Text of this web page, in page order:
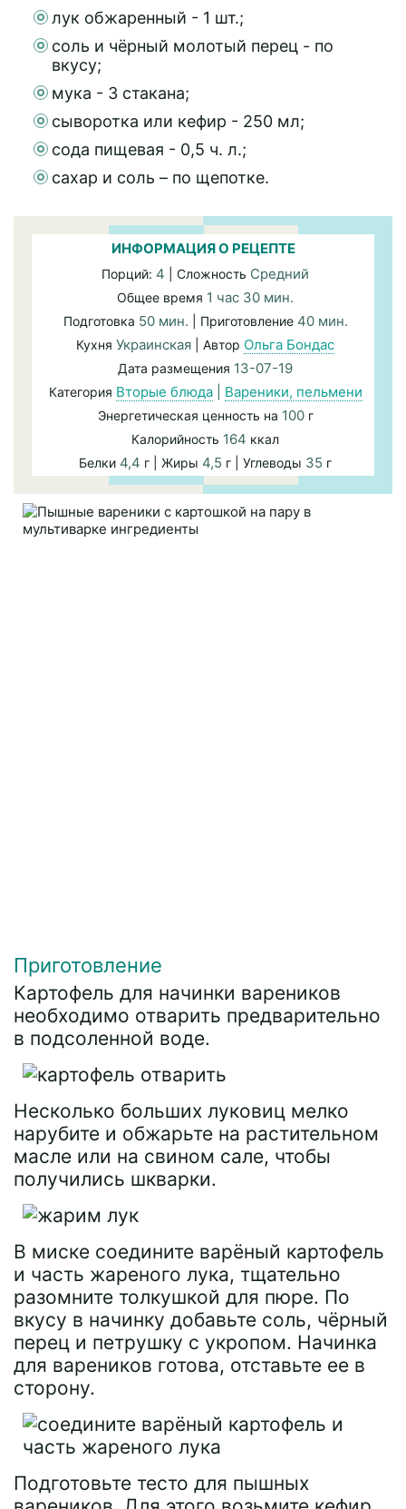
лук обжаренный - 1 шт.;
соль и чёрный молотый перец - по
вкусу;
мука - 3 стакана;
сыворотка или кефир - 250 мл;
сода пищевая - 0,5 ч. л.;
сахар и соль – по щепотке.
ИНФОРМАЦИЯ О РЕЦЕПТЕ
Порций: 4 | Сложность Средний
Общее время 1 час 30 мин.
Подготовка 50 мин. | Приготовление 40 мин.
Кухня Украинская | Автор Ольга Бондас
Дата размещения 13-07-19
Категория Вторые блюда| Вареники, пельмени
Энергетическая ценность на 100г
Калорийность 164 ккал
Белки 4,4 г | Жиры 4,5 г | Углеводы 35 г
Приготовление
Картофель для начинки вареников
необходимо отварить предварительно
в подсоленной воде.
Несколько больших луковиц мелко
нарубите и обжарьте на растительном
масле или на свином сале, чтобы
получились шкварки.
В миске соедините варёный картофель
и часть жареного лука, тщательно
разомните толкушкой для пюре. По
вкусу в начинку добавьте соль, чёрный
перец и петрушку с укропом. Начинка
для вареников готова, отставьте ее в
сторону.
Подготовьте тесто для пышных